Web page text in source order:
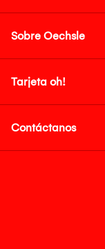
Sobre Oechsle
Tarjeta oh!
Contáctanos